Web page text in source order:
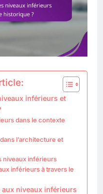
inférieurs et
dans le contexte
l’architecture et
niveaux inférieurs
inférieurs à travers le
niveaux inférieurs